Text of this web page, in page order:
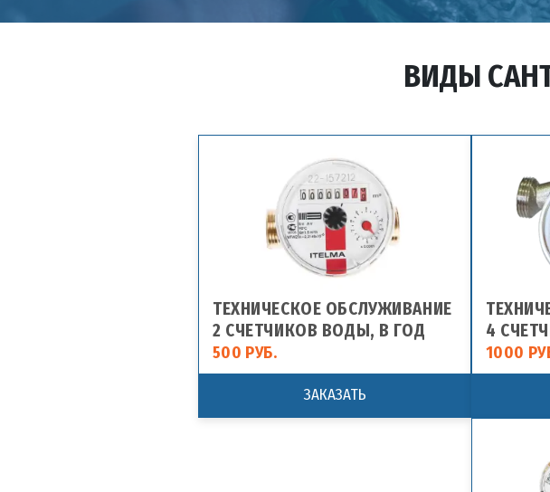
ВИДЫ
ТЕХНИЧЕСКОЕ ОБСЛУЖИВАНИЕ
2 СЧЕТЧИКОВ ВОДЫ, В ГОД
500 РУБ.
ЗАКАЗАТЬ
4
1000